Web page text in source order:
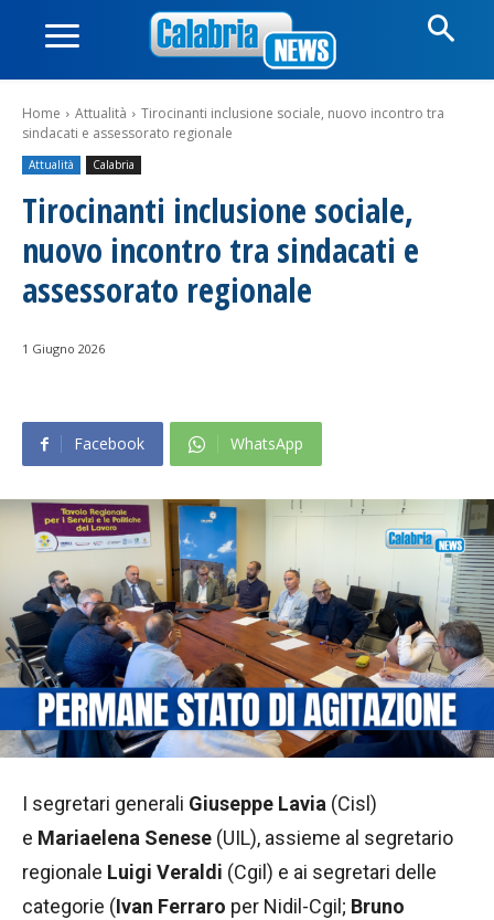
Home Attualità
Tirocinanti inclusione sociale, nuovo incontro tra
sindacati e assessorato regionale
Attualità Calabria
Tirocinanti inclusione sociale,
nuovo incontro tra sindacati e
assessorato regionale
1 Giugno 2026
Facebook WhatsApp
I segretari generali Giuseppe Lavia (Cisl)
e Mariaelena Senese (UIL), assieme al segretario
regionale Luigi Veraldi (Cgil) e ai segretari delle
categorie (Ivan Ferraro per Nidil-Cgil; Bruno